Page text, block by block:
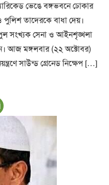
ভেঙে বঙ্গভবনে ঢোকার
পুলিশ তাদেরকে বাধা দেয়।
সংখ্যক সেনা ও আইনশৃঙ্খলা
আজ মঙ্গলবার (২২ অক্টোবর)
সাউন্ড গ্রেনেড নিক্ষেপ […]